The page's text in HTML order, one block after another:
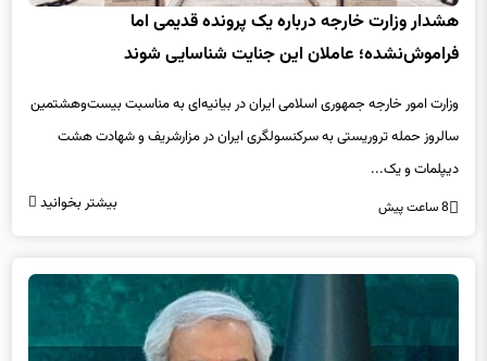
هشدار وزارت خارجه درباره یک پرونده قدیمی اما
فراموش‌نشده؛ عاملان این جنایت شناسایی شوند
وزارت امور خارجه جمهوری اسلامی ایران در بیانیه‌ای به مناسبت بیست‌وهشتمین
سالروز حمله تروریستی به سرکنسولگری ایران در مزارشریف و شهادت هشت
دیپلمات و یک...
8 ساعت پیش بیشتر بخوانید